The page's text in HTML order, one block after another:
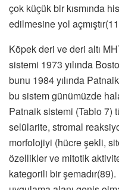
çok küçük bir kısmında
edilmesine yol
Köpek deri ve deri altı
sistemi 1973 yılında
bunu 1984 yılında
bu sistem günümüzde
Patnaik sistemi (Tablo 7)
selülarite, stromal
morfolojiyi (hücre şekli,
özellikler ve mitotik
kategorili bir